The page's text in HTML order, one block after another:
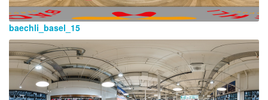
baechli_basel_15